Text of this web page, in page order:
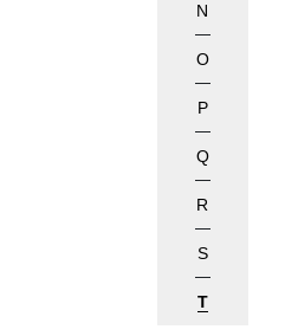
N
O
P
Q
R
S
T